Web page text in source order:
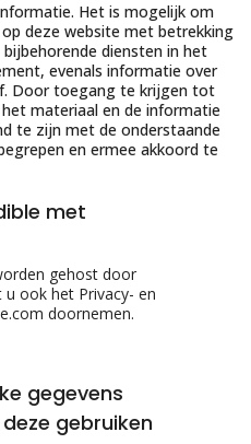
Het is mogelijk om
deze website met betrekking
diensten in het
evenals informatie over
Door toegang te krijgen tot
materiaal en de informatie
te zijn met de onderstaande
en ermee akkoord te
met
gehost door
ook het Privacy- en
doornemen.
gegevens
gebruiken